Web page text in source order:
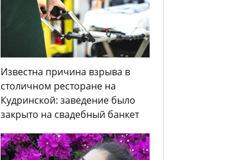
Известна причина взрыва в
столичном ресторане на
Кудринской: заведение было
закрыто на свадебный банкет